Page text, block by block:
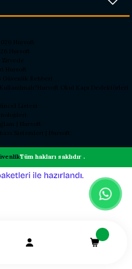
Hursoft
Hursoft
Hursoft
Rehberi
Hursoft Okul Kapı Dedektörleri
Listesi
| Hursoft
Sistemleri | Hursoft
Tüm hakları saklıdır .
e-
hazırlandı.